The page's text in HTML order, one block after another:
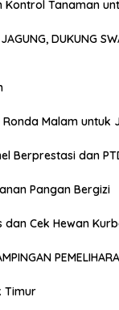
Tanaman
DUKUNG
Malam untuk
Berprestasi dan
Pangan Bergizi
Cek Hewan
Timur